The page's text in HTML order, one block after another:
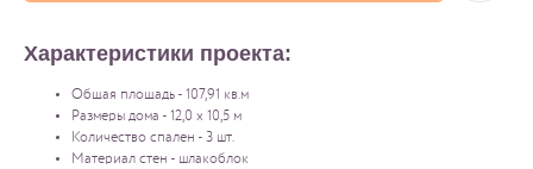
Характеристики проекта:
Общая площадь - 107,91 кв.м
Размеры дома - 12,0 x 10,5 м
Количество спален - 3 шт.
Материал стен - шлакоблок